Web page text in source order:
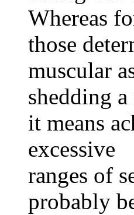
Whereas
those
muscular
shedding
it means
excessive
ranges of
probably